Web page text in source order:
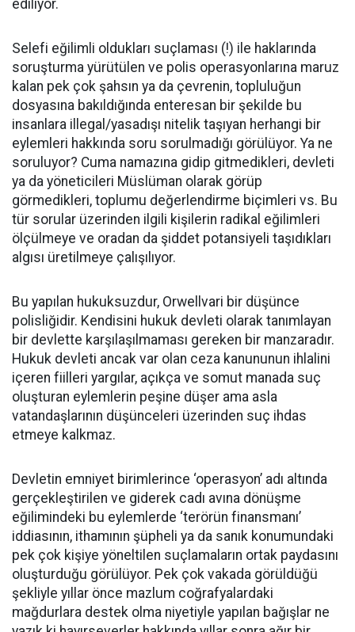
ediliyor.
Selefi eğilimli oldukları suçlaması (!) ile haklarında
soruşturma yürütülen ve polis operasyonlarına maruz
kalan pek çok şahsın ya da çevrenin, topluluğun
dosyasına bakıldığında enteresan bir şekilde bu
insanlara illegal/yasadışı nitelik taşıyan herhangi bir
eylemleri hakkında soru sorulmadığı görülüyor. Ya ne
soruluyor? Cuma namazına gidip gitmedikleri, devleti
ya da yöneticileri Müslüman olarak görüp
görmedikleri, toplumu değerlendirme biçimleri vs. Bu
tür sorular üzerinden ilgili kişilerin radikal eğilimleri
ölçülmeye ve oradan da şiddet potansiyeli taşıdıkları
algısı üretilmeye çalışılıyor.
Bu yapılan hukuksuzdur, Orwellvari bir düşünce
polisliğidir. Kendisini hukuk devleti olarak tanımlayan
bir devlette karşılaşılmaması gereken bir manzaradır.
Hukuk devleti ancak var olan ceza kanununun ihlalini
içeren fiilleri yargılar, açıkça ve somut manada suç
oluşturan eylemlerin peşine düşer ama asla
vatandaşlarının düşünceleri üzerinden suç ihdas
etmeye kalkmaz.
Devletin emniyet birimlerince ‘operasyon’ adı altında
gerçekleştirilen ve giderek cadı avına dönüşme
eğilimindeki bu eylemlerde ‘terörün finansmanı’
iddiasının, ithamının şüpheli ya da sanık konumundaki
pek çok kişiye yöneltilen suçlamaların ortak paydasını
oluşturduğu görülüyor. Pek çok vakada görüldüğü
şekliyle yıllar önce mazlum coğrafyalardaki
mağdurlara destek olma niyetiyle yapılan bağışlar ne